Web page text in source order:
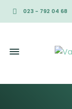
023 - 792 04 68